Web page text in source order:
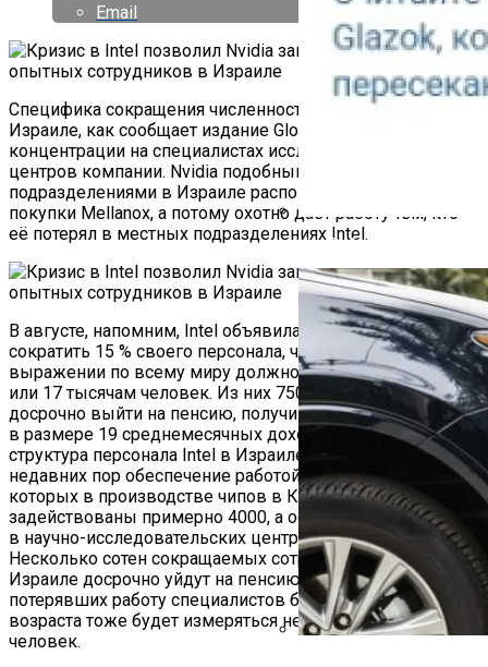
Как Работает Счетчик
Email
Специфика сокращения численности сотрудников Intel в
Израиле, как сообщает издание Globes, заключается в её
концентрации на специалистах исследовательских
центров компании. Nvidia подобными структурными
подразделениями в Израиле располагает со времён
покупки Mellanox, а потому охотно даёт работу тем, кто
её потерял в местных подразделениях Intel.
В августе, напомним, Intel объявила о намерениях
сократить 15 % своего персонала, что в абсолютном
выражении по всему миру должно соответствовать 15
или 17 тысячам человек. Из них 7500 уже согласились
досрочно выйти на пенсию, получив выходное пособие
в размере 19 среднемесячных доходов. Кадровая
структура персонала Intel в Израиле подразумевала до
недавних пор обеспечение работой 11 000 человек, из
которых в производстве чипов в Кирьят-Гате были
задействованы примерно 4000, а остальные трудились
в научно-исследовательских центрах компании.
Несколько сотен сокращаемых сотрудников Intel в
Израиле досрочно уйдут на пенсию, но количество
потерявших работу специалистов более деятельного
возраста тоже будет измеряться несколькими сотнями
человек.